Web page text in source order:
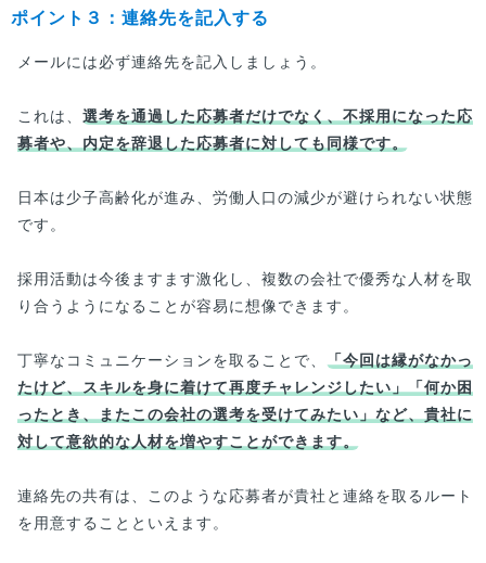
ポイント３：連絡先を記入する
メールには必ず連絡先を記入しましょう。
これは、 選考を通過した応募者だけでなく、不採用になった応
募者や、内定を辞退した応募者に対しても同様です。
日本は少子高齢化が進み、労働人口の減少が避けられない状態
です。
採用活動は今後ますます激化し、複数の会社で優秀な人材を取
り合うようになることが容易に想像できます。
丁寧なコミュニケーションを取ることで、
「今回は縁がなかっ
たけど、スキルを身に着けて再度チャレンジしたい」「何か困
ったとき、またこの会社の選考を受けてみたい」など、貴社に
対して意欲的な人材を増やすことができます。
連絡先の共有は、このような応募者が貴社と連絡を取るルート
を用意することといえます。